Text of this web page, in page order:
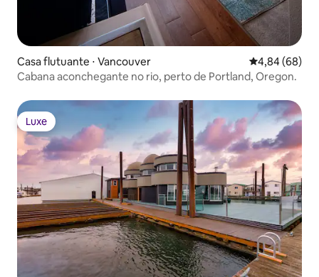
Casa flutuante ⋅ Vancouver 4,84 de uma
4,84 (68)
Cabana aconchegante no rio, perto de Portland, Oregon.
Luxe
Luxe